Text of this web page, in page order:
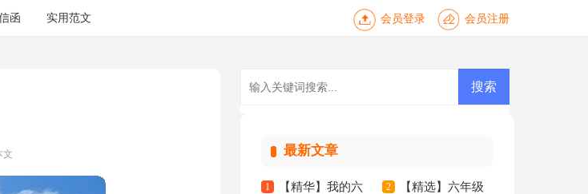
函 实用范文 会员登录 会员注册
文 最新文章
1 【精华】我的六 2 【精选】六年级